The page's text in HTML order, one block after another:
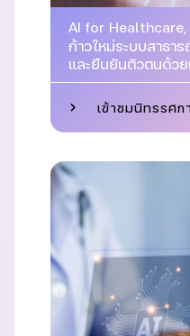
AI for Healthcare,
ก้าวใหม่ระบบสาธ
และยืนยันตัวตนด้วย
เข้าชมนิทรรศก